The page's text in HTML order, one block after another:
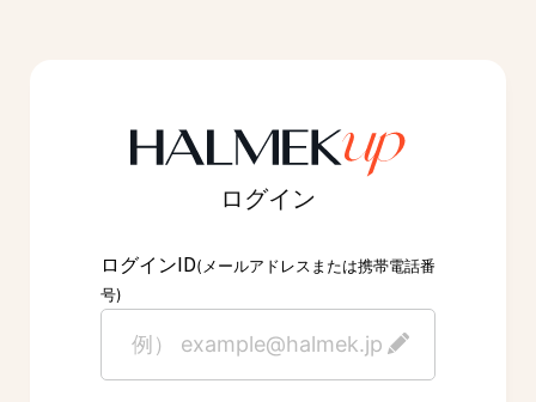
ログイン
ログインID(メールアドレスまたは携帯電話番
号)